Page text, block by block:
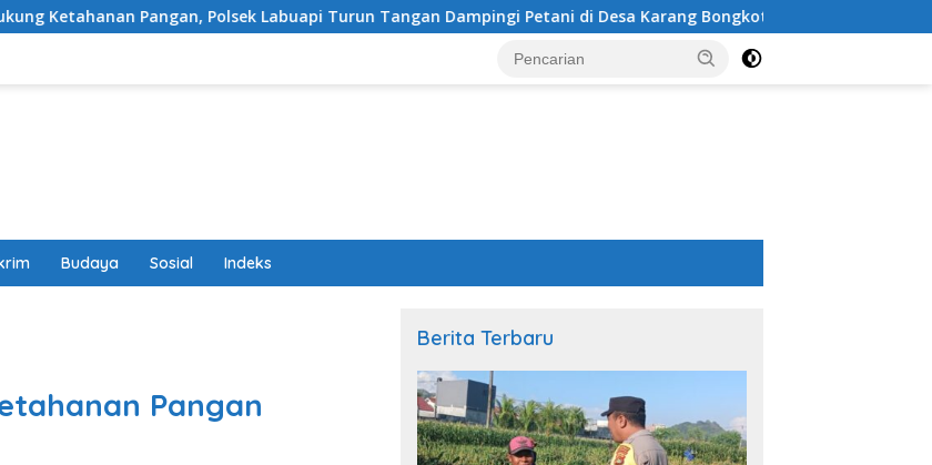
Polsek Labuapi Turun Tangan Dampingi Petani di Desa Karang Bongkot Sinergi Polsek Labuapi dan Petani
Budaya Sosial Indeks
Pangan
Berita Terbaru